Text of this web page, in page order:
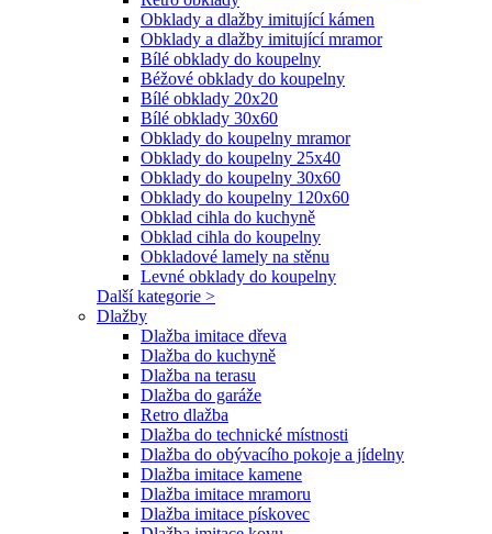
Obklady a dlažby imitující kámen
Obklady a dlažby imitující mramor
Bílé obklady do koupelny
Béžové obklady do koupelny
Bílé obklady 20x20
Bílé obklady 30x60
Obklady do koupelny mramor
Obklady do koupelny 25x40
Obklady do koupelny 30x60
Obklady do koupelny 120x60
Obklad cihla do kuchyně
Obklad cihla do koupelny
Obkladové lamely na stěnu
Levné obklady do koupelny
Další kategorie >
Dlažby
Dlažba imitace dřeva
Dlažba do kuchyně
Dlažba na terasu
Dlažba do garáže
Retro dlažba
Dlažba do technické místnosti
Dlažba do obývacího pokoje a jídelny
Dlažba imitace kamene
Dlažba imitace mramoru
Dlažba imitace pískovec